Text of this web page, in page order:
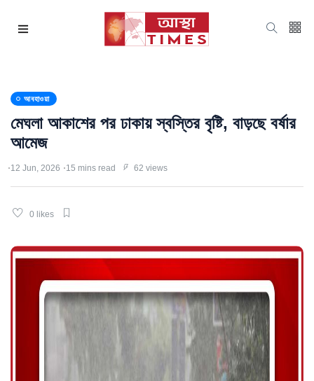
আবহাওয়া
মেঘলা আকাশের পর ঢাকায় স্বস্তির বৃষ্টি, বাড়ছে বর্ষার
আমেজ
12 Jun, 2026 15 mins read 62 views
0 likes